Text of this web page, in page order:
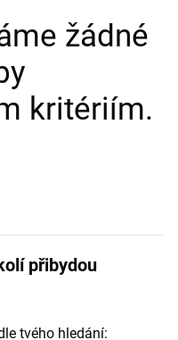
žádné
kritériím.
přibydou
tvého hledání: